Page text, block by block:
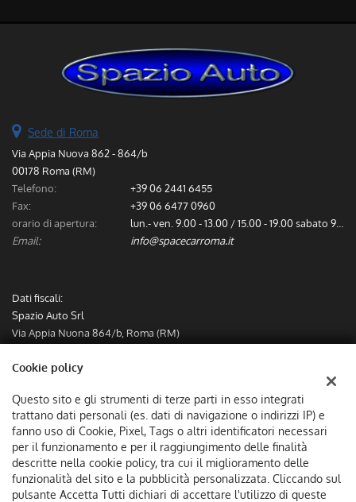
Sede di Roma
Via Appia Nuova 862 - 864/b
00178 Roma (RM)
Telefono:
+39 06 2441 6455
Fax:
+39 06 6477 0960
orario di apertura:
Email:
info@spacecarroma.it
Dati fiscali:
Spazio Auto Srl
Via Appia Nuona 864/b, Roma (RM)
Registro delle imprese:
Cookie policy
Questo sito e gli strumenti di terze parti in esso integrati
trattano dati personali (es. dati di navigazione o indirizzi IP) e
fanno uso di Cookie, Pixel, Tags o altri identificatori necessari
per il funzionamento e per il raggiungimento delle finalità
descritte nella cookie policy, tra cui il miglioramento delle
funzionalità del sito e la pubblicità personalizzata. Cliccando sul
pulsante Accetta Tutti dichiari di accettare l'utilizzo di queste